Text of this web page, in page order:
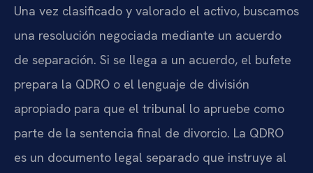
Una vez clasificado y valorado el activo, buscamos
una resolución negociada mediante un acuerdo
de separación. Si se llega a un acuerdo, el bufete
prepara la QDRO o el lenguaje de división
apropiado para que el tribunal lo apruebe como
parte de la sentencia final de divorcio. La QDRO
es un documento legal separado que instruye al